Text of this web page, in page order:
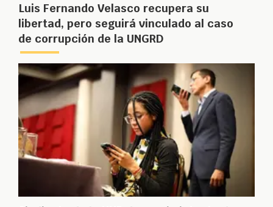
Luis Fernando Velasco recupera su
libertad, pero seguirá vinculado al caso
de corrupción de la UNGRD